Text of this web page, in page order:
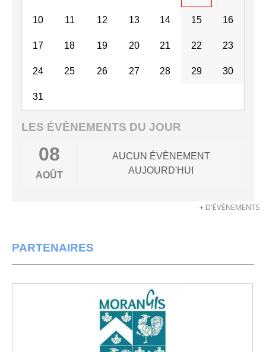
10 11 12 13 14 15 16
17 18 19 20 21 22 23
24 25 26 27 28 29 30
31
LES ÉVÈNEMENTS DU JOUR
08
AOÛT
AUCUN ÉVÈNEMENT
AUJOURD'HUI
+ D'ÉVÈNEMENTS
PARTENAIRES